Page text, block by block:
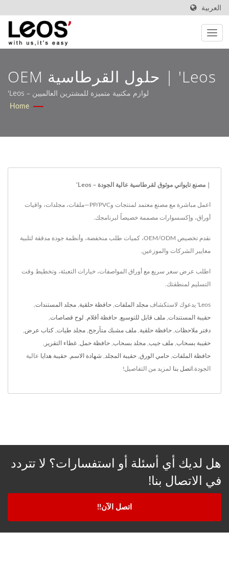
العربية
Leos' | حلول القرطاسية OEM
مصممة لأسواق التجزئة وB2B –
لوازم مكتبية متميزة للمشترين العالميين – Leos'
Home
| مصنع تايواني موثوق لقرطاسية عالية الجودة – Leos'
اعمل مباشرة مع مصنع معتمد لمنتجات وPP/PVC—ملفات، مجلدات، واقيات
أوراق، وإكسسوارات مصممة خصيصاً لبرنامجك.
نقدم تخصيص OEM/ODM، كميات طلب منخفضة، وأنظمة جودة مدققة لتلبية
معايير الشركات والموزعين.
اطلب عرض سعر سريع مع أوراق المواصفات، خيارات التعبئة، وتخطيط وقت
التسليم لمنطقتك.
Leos' يدعوك لاستكشاف مجلد الملفات حافظة حلقية مجلد المستندات
حقيبة المستندات ملف قابل للتوسيع حافظة أقلام لوح قصاصات
دفتر ملاحظات حافظة حلقية ملف مشبك متأرجح مجلد طيات كتاب عرض
حقيبة بسحاب ملف جيب مجلد بسحاب حافظة حمل غطاء التقرير
حافظة الملفات حامي الورق حقيبة المجلد شهادة الاسم حقيبة هدايا عالية
الجودة. اتصل بنا لمزيد من التفاصيل!
هل لديك أي أسئلة أو استفسارات؟ لا تتردد
في الاتصال بنا!
اتصل الآن!!